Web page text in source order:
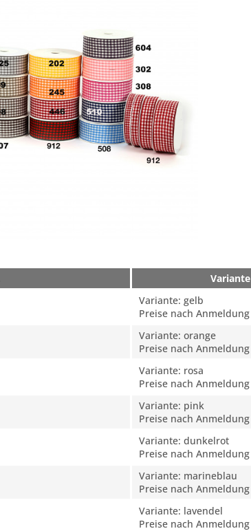
Variante
Variante: gelb
Preise nach Anmeldung
Variante: orange
Preise nach Anmeldung
Variante: rosa
Preise nach Anmeldung
Variante: pink
Preise nach Anmeldung
Variante: dunkelrot
Preise nach Anmeldung
Variante: marineblau
Preise nach Anmeldung
Variante: lavendel
Preise nach Anmeldung